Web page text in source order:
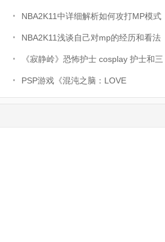
NBA2K11中详细解析如何攻打MP模式
NBA2K11浅谈自己对mp的经历和看法
《寂静岭》恐怖护士 cosplay 护士和三
角头
PSP游戏《混沌之脑：LOVE